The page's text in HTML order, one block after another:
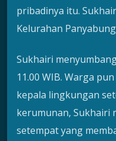
pribadinya itu.
Kelurahan
Sukhairi
11.00 WIB. Warga
kepala lingkungan
kerumunan, Sukhairi
setempat yang